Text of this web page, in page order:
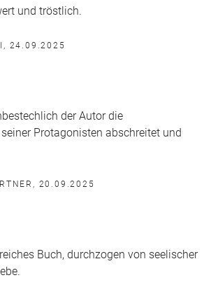
und tröstlich.
24.09.2025
der Autor die
Protagonisten abschreitet und
20.09.2025
Buch, durchzogen von seelischer